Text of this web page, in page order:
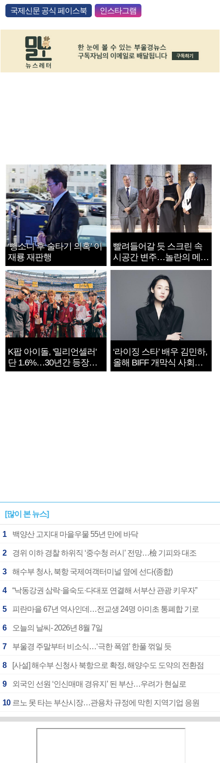
국제신문 공식 페이스북 인스타그램
‘뺑소니 후 술타기 의혹’ 이
재룡 재판행
빨려들어갈 듯 스크린 속
시공간 변주…놀란의 메시
지는 ‘전쟁 속죄’
K팝 아이돌, '밀리언셀러'
단 1.6%…30년간 등장
1182개팀 전수조사
‘라이징 스타’ 배우 김민하,
올해 BIFF 개막식 사회자
확정
[많이 본 뉴스]
1 백양산 고지대 마을우물 55년 만에 바닥
2 경위 이하 경찰 하위직 ‘중수청 러시’ 전망…檢 기피와 대조
3 해수부 청사, 북항 국제여객터미널 옆에 선다(종합)
4 “낙동강권 삼락·을숙도·다대포 연결해 서부산 관광 키우자”
5 피란마을 67년 역사인데…전교생 24명 아미초 통폐합 기로
6 오늘의 날씨- 2026년 8월 7일
7 부울경 주말부터 비소식…‘극한 폭염’ 한풀 꺾일 듯
8 [사설] 해수부 신청사 북항으로 확정, 해양수도 도약의 전환점
9 외국인 선원 ‘인신매매 경유지’ 된 부산…우려가 현실로
10 르노 못 타는 부산시장…관용차 규정에 막힌 지역기업 응원